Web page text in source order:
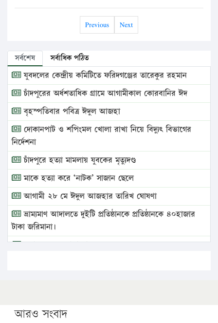
Previous Next
সর্বশেষ সর্বাধিক পঠিত
যুবদলের কেন্দ্রীয় কমিটিতে ফরিদগঞ্জের তারেকুর রহমান
চাঁদপুরের অর্ধশতাধিক গ্রামে আগামীকাল কোরবানির ঈদ
বৃহস্পতিবার পবিত্র ঈদুল আজহা
দোকানপাট ও শপিংমল খোলা রাখা নিয়ে বিদ্যুৎ বিভাগের
নির্দেশনা
চাঁদপুরে হত্যা মামলায় যুবকের মৃত্যুদণ্ড
মাকে হত্যা করে ‘নাটক’ সাজান ছেলে
আগামী ২৮ মে ঈদুল আজহার তারিখ ঘোষণা
ভ্রাম্যমাণ আদালতে দুইটি প্রতিষ্ঠানকে প্রতিষ্ঠানকে ৪০হাজার
টাকা জরিমানা।
এবার লঞ্চের ভাড়া বাড়ল
পিএইচডি করছেন কুয়েটের কৃতি…
আরও সংবাদ